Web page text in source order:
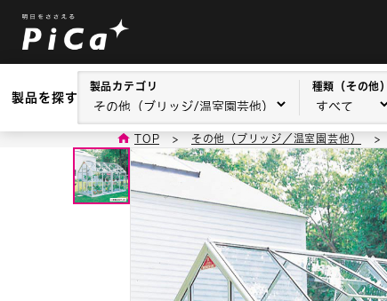
製品を探す
製品カテゴリ 種類（その他）
TOP > その他（ブリッジ／温室園芸他） >